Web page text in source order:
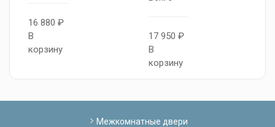
16 880 ₽
В
корзину
17 950 ₽
В
корзину
Межкомнатные двери